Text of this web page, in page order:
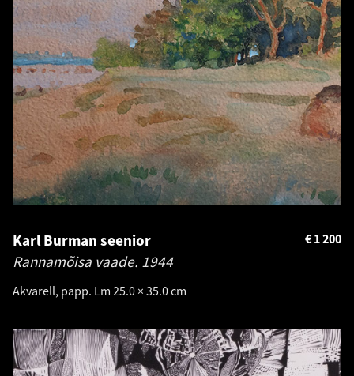
Karl Burman seenior
Rannamõisa vaade. 1944
Akvarell, papp. Lm 25.0 × 35.0 cm
1 200
€